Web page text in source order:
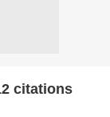
citations